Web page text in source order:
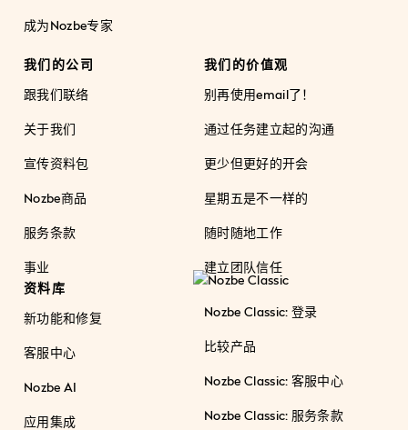
成为Nozbe专家
我们的公司
跟我们联络
关于我们
宣传资料包
Nozbe商品
服务条款
事业
我们的价值观
别再使用email了！
通过任务建立起的沟通
更少但更好的开会
星期五是不一样的
随时随地工作
建立团队信任
资料库
新功能和修复
客服中心
Nozbe AI
应用集成
Nozbe Classic: 登录
比较产品
Nozbe Classic: 客服中心
Nozbe Classic: 服务条款